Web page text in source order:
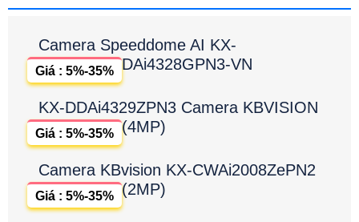
Camera Speeddome AI KX-
DAi4328GPN3-VN
Giá : 5%-35%
KX-DDAi4329ZPN3 Camera KBVISION
(4MP)
Giá : 5%-35%
Camera KBvision KX-CWAi2008ZePN2
(2MP)
Giá : 5%-35%